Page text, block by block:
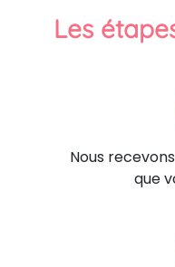
Les
Nous
que